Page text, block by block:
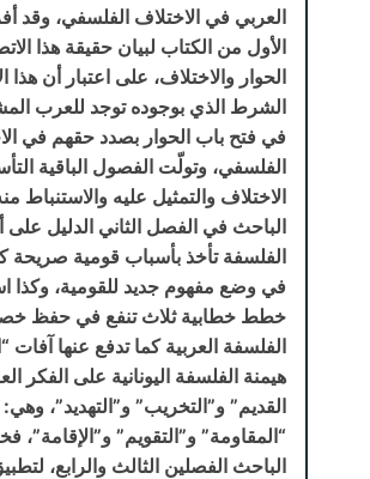
العربي في الاختلاف الفلسفي، وقد
الأول من الكتاب لبيان حقيقة هذا
الحوار والاختلاف، على اعتبار أن هذا
الشرط الذي بوجوده توجد للعرب
في فتح باب الحوار بصدد حقهم في
الفلسفي، وتولّت الفصول الباقية
الاختلاف والتمثيل عليه والاستنباط
الباحث في الفصل الثاني الدليل على
الفلسفة تأخذ بأسباب قومية صريحة
في وضع مفهوم جديد للقومية، وكذا
خطط خطابية ثلاث تنفع في حفظ
الفلسفة العربية كما تدفع عنها آفات
هيمنة الفلسفة اليونانية على الفكر
القديم” و”التخريب” و”التهديد”، وهي:
“المقاومة” و”التقويم”
الباحث الفصلين الثالث والرابع،